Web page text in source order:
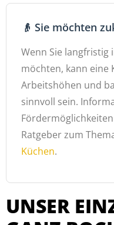
👴 Sie möchten
Wenn Sie langfristig
möchten, kann eine
Arbeitshöhen und
sinnvoll sein.
Ratgeber zum
Küchen.
UNSER